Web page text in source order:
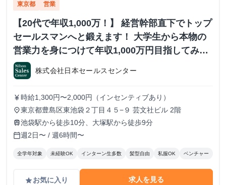
東京都 営業
【20代で年収1,000万！】 経営幹部直下でトップ
セールスマンへと鍛えます！ 大学生から本物の
営業力を身につけて年収1,000万円目指してみま
せんか？ ※当社直結内定あり #学歴不問 #未経験
可 #1.2年生可 - 株式会社日本セールスセンター
の長期・有給インターンシップ
株式会社日本セールスセンター
currency_yen 時給1,300円〜2,000円（インセンティブあり）
place東京都豊島区東池袋２丁目４５−９ 芸文社ビル 2階
train池袋駅から徒歩10分、大塚駅から徒歩9分
calendar_today週2日〜 / 週6時間〜
全学年対象 未経験OK インターン生多数 髪型自由 私服OK ベンチャー
gradeお気に入り 求人を見る